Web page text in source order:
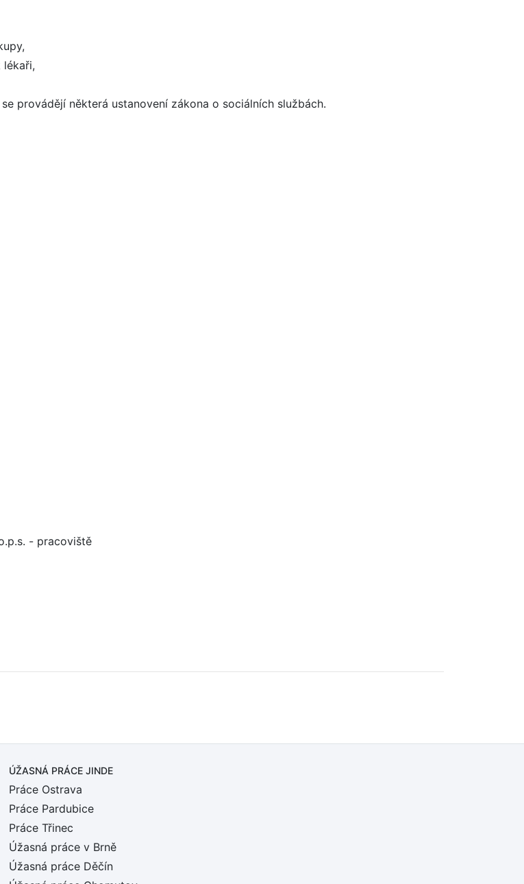
lékaři,
provádějí některá ustanovení zákona o sociálních službách.
- pracoviště
ÚŽASNÁ PRÁCE JINDE
Práce Ostrava
Práce Pardubice
Práce Třinec
Úžasná práce v Brně
Úžasná práce Děčín